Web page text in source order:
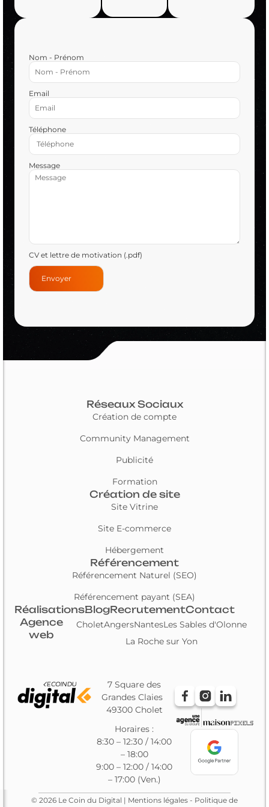
Nom - Prénom
Email
Téléphone
Message
CV et lettre de motivation (.pdf)
7 Square des
Grandes Claies
49300 Cholet
Horaires :
8:30 – 12:30 / 14:00
– 18:00
9:00 – 12:00 / 14:00
– 17:00 (Ven.)
Réseaux Sociaux
Création de compte
Community Management
Publicité
Formation
Création de site
Site Vitrine
Site E-commerce
Hébergement
Référencement
Référencement Naturel (SEO)
Référencement payant (SEA)
RéalisationsBlogRecrutementContact
Agence
web
CholetAngersNantesLes Sables d'Olonne
La Roche sur Yon
© 2026 Le Coin du Digital | Mentions légales - Politique de